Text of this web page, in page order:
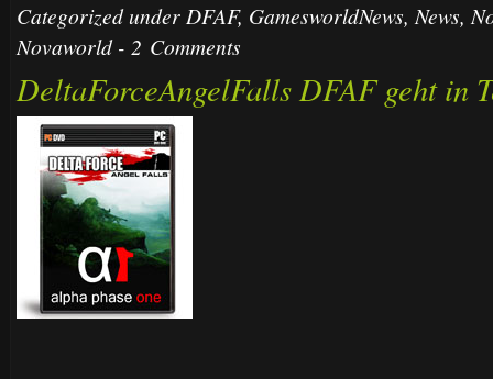
Categorized under DFAF, GamesworldNews, News,
Novaworld- 2 Comments
DeltaForceAngelFalls DFAF geht in